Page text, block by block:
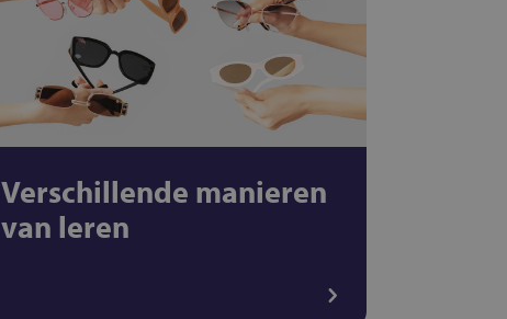
Verschillende manieren
van leren